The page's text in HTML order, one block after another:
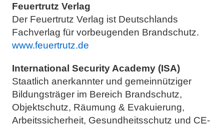
Feuertrutz Verlag
Der Feuertrutz Verlag ist Deutschlands
Fachverlag für vorbeugenden Brandschutz.
www.feuertrutz.de
International Security Academy (ISA)
Staatlich anerkannter und gemeinnütziger
Bildungsträger im Bereich Brandschutz,
Objektschutz, Räumung & Evakuierung,
Arbeitssicherheit, Gesundheitsschutz und CE-